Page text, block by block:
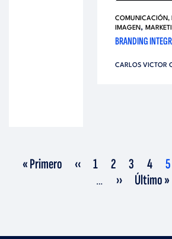
COMUNICACIÓN,
IMAGEN,
BRANDING
CARLOS VICTOR
Primera
página
« Primero Página
anterior
‹‹ Página
1 Página
2 Página
3 Página
4 5
… Siguiente
página
›› Última
página
Último »